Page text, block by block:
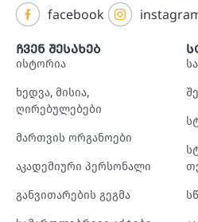
facebook
ჩვენ შესახებ
ისტორია
ხედვა, მისია,
ღირებულებები
მართვის ორგანოები
აკადემიური პერსონალი
განვითარების გეგმა